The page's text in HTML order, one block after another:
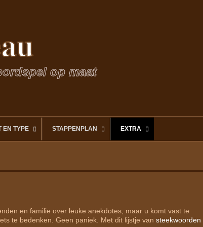
op maat
EN TYPE STAPPENPLAN EXTRA
en familie over leuke anekdotes, maar u komt vast te
te bedenken. Geen paniek. Met dit lijstje van steekwoorden